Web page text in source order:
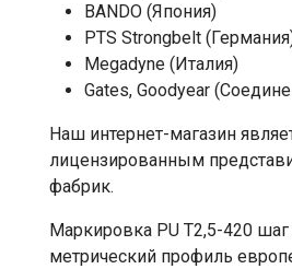
BANDO (Япония)
PTS Strongbelt
Megadyne (Италия)
Gates, Goodyear
Наш интернет-магазин
лицензированным
фабрик.
Маркировка PU Т2,5-420
метрический профиль